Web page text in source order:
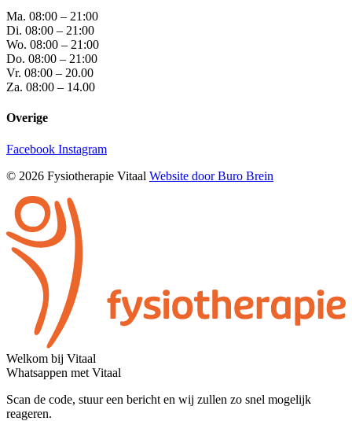
Ma. 08:00 – 21:00
Di. 08:00 – 21:00
Wo. 08:00 – 21:00
Do. 08:00 – 21:00
Vr. 08:00 – 20.00
Za. 08:00 – 14.00
Overige
Facebook Instagram
© 2026 Fysiotherapie Vitaal Website door Buro Brein
Welkom bij Vitaal
Whatsappen met Vitaal
Scan de code, stuur een bericht en wij zullen zo snel mogelijk
reageren.